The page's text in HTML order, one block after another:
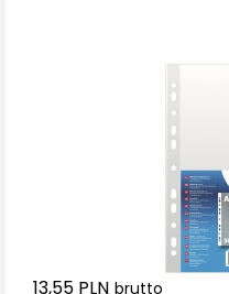
13,55 PLN brutto